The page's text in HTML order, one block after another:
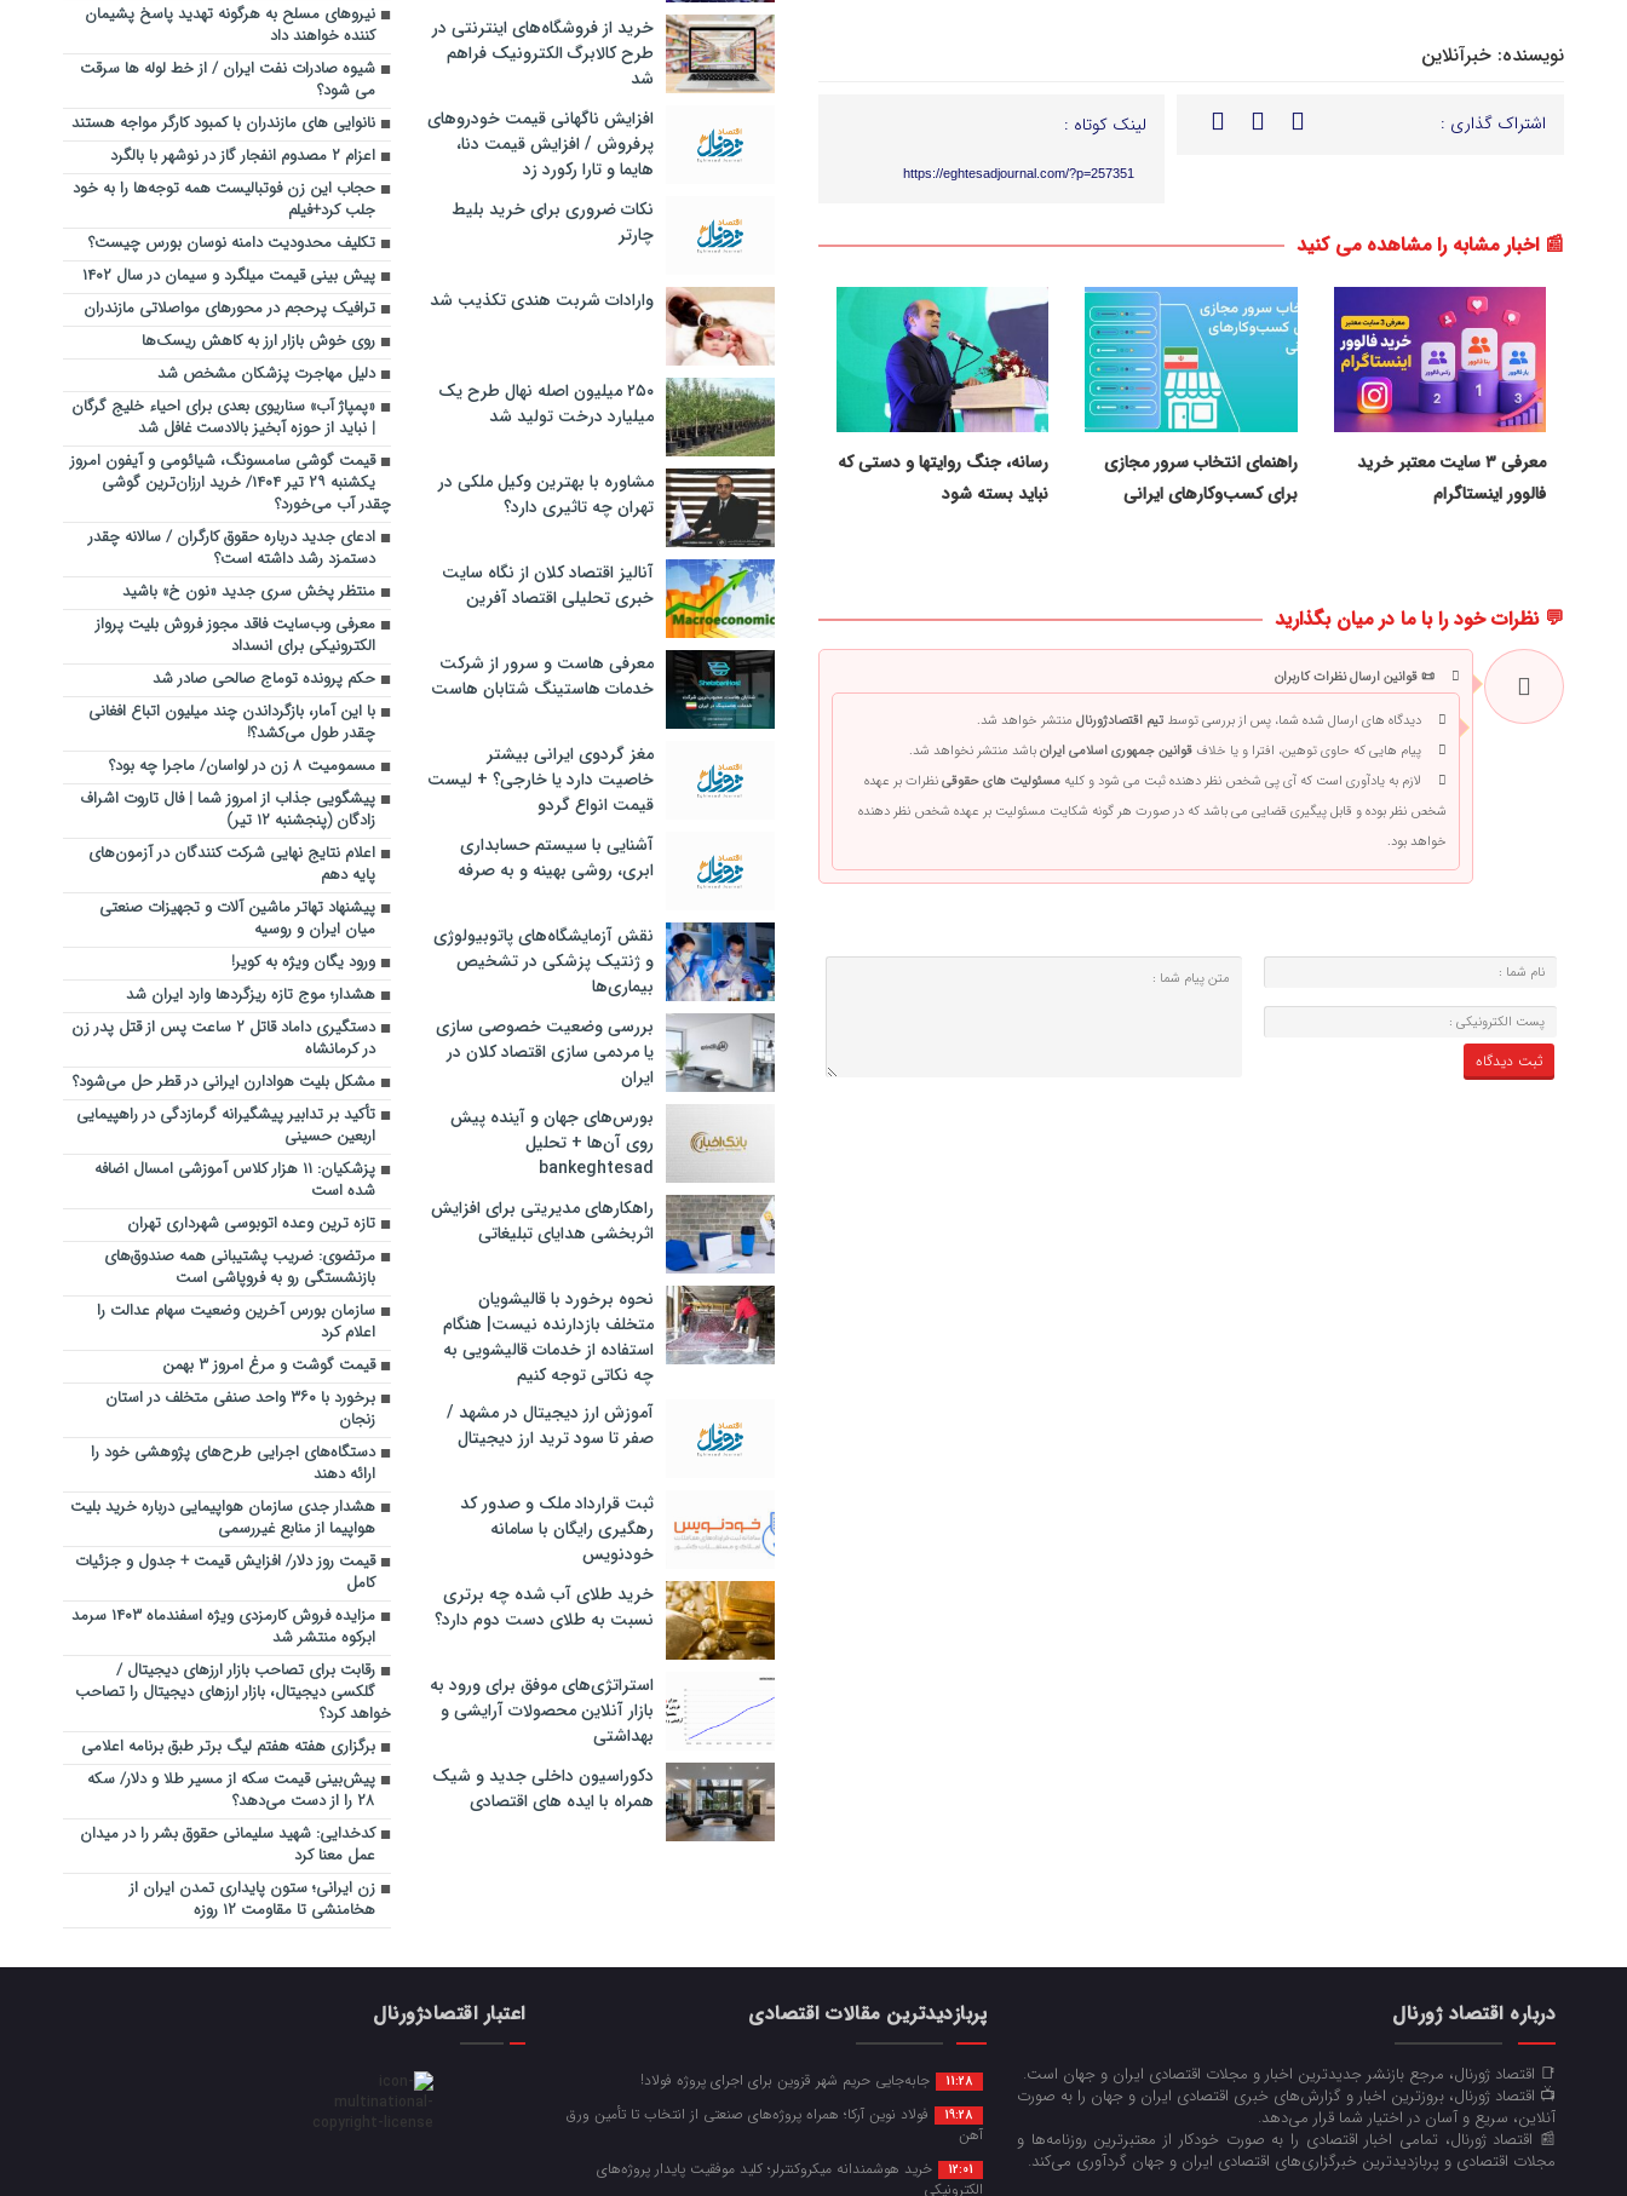
نویسنده: خبرآنلاین
اشتراک گذاری : لینک کوتاه :
https://eghtesadjournal.com/?p=257351
📰 اخبار مشابه را مشاهده می کنید
معرفی ۳ سایت معتبر خرید
فالوور اینستاگرام
راهنمای انتخاب سرور مجازی
برای کسب‌وکارهای ایرانی
رسانه، جنگ روایتها و دستی که
نباید بسته شود
💬 نظرات خود را با ما در میان بگذارید
📜 قوانین ارسال نظرات کاربران
دیدگاه های ارسال شده شما، پس از بررسی توسط تیم اقتصادژورنال منتشر خواهد شد.
پیام هایی که حاوی توهین، افترا و یا خلاف قوانین جمهوری اسلامی ایرانباشد منتشر نخواهد شد.
لازم به یادآوری است که آی پی شخص نظر دهنده ثبت می شود و کلیه مسئولیت های حقوقینظرات بر عهده
شخص نظر بوده و قابل پیگیری قضایی می باشد که در صورت هر گونه شکایت مسئولیت بر عهده شخص نظر دهنده
خواهد بود.
خرید از فروشگاه‌های اینترنتی در
طرح کالابرگ الکترونیک فراهم
شد
افزایش ناگهانی قیمت خودروهای
پرفروش / افزایش قیمت دنا،
هایما و تارا رکورد زد
نکات ضروری برای خرید بلیط
چارتر
وارادات شربت هندی تکذیب شد
۲۵۰ میلیون اصله نهال طرح یک
میلیارد درخت تولید شد
مشاوره با بهترین وکیل ملکی در
تهران چه تاثیری دارد؟
آنالیز اقتصاد کلان از نگاه سایت
خبری تحلیلی اقتصاد آفرین
معرفی هاست و سرور از شرکت
خدمات هاستینگ شتابان هاست
مغز گردوی ایرانی بیشتر
خاصیت دارد یا خارجی؟ + لیست
قیمت انواع گردو
آشنایی با سیستم حسابداری
ابری، روشی بهینه و به صرفه
نقش آزمایشگاه‌های پاتوبیولوژی
و ژنتیک پزشکی در تشخیص
بیماری‌ها
بررسی وضعیت خصوصی سازی
یا مردمی سازی اقتصاد کلان در
ایران
بورس‌های جهان و آینده پیش
روی آن‌ها + تحلیل
bankeghtesad
راهکارهای مدیریتی برای افزایش
اثربخشی هدایای تبلیغاتی
نحوه برخورد با قالیشویان
متخلف بازدارنده نیست| هنگام
استفاده از خدمات قالیشویی به
چه نکاتی توجه کنیم
آموزش ارز دیجیتال در مشهد /
صفر تا سود ترید ارز دیجیتال
ثبت قرارداد ملک و صدور کد
رهگیری رایگان با سامانه
خودنویس
خرید طلای آب شده چه برتری
نسبت به طلای دست دوم دارد؟
استراتژی‌های موفق برای ورود به
بازار آنلاین محصولات آرایشی و
بهداشتی
دکوراسیون داخلی جدید و شیک
همراه با ایده های اقتصادی
نیروهای مسلح به هرگونه تهدید پاسخ پشیمان
کننده خواهند داد
شیوه صادرات نفت ایران / از خط لوله ها سرقت
می شود؟
نانوایی های مازندران با کمبود کارگر مواجه هستند
اعزام ۲ مصدوم انفجار گاز در نوشهر با بالگرد
حجاب این زن فوتبالیست همه توجه‌ها را به خود
جلب کرد+فیلم
تکلیف محدودیت دامنه نوسان بورس چیست؟
پیش بینی قیمت میلگرد و سیمان در سال ۱۴۰۲
ترافیک پرحجم در محورهای مواصلاتی مازندران
روی خوش بازار ارز به کاهش ریسک‌ها
دلیل مهاجرت پزشکان مشخص شد
«پمپاژ آب» سناریوی بعدی برای احیاء خلیج گرگان
| نباید از حوزه آبخیز بالادست غافل شد
قیمت گوشی سامسونگ، شیائومی و آیفون امروز
یکشنبه ۲۹ تیر ۱۴۰۴/ خرید ارزان‌ترین گوشی
چقدر آب می‌خورد؟
ادعای جدید درباره حقوق کارگران / سالانه چقدر
دستمزد رشد داشته است؟
منتظر پخش سری جدید «نون خ» باشید
معرفی وب‌سایت فاقد مجوز فروش بلیت پرواز
الکترونیکی برای انسداد
حکم پرونده توماج صالحی صادر شد
با این آمار، بازگرداندن چند میلیون اتباع افغانی
چقدر طول می‌کشد؟!
مسمومیت ۸ زن در لواسان/ ماجرا چه بود؟
پیشگویی جذاب از امروز شما | فال تاروت اشراف
‌زادگان (پنجشنبه ۱۲ تیر)
اعلام نتایج نهایی شرکت کنندگان در آزمون‌های
پایه دهم
پیشنهاد تهاتر ماشین آلات و تجهیزات صنعتی
میان ایران و روسیه
ورود یگان ویژه به کویر!
هشدار؛ موج تازه ریزگردها وارد ایران شد
دستگیری داماد قاتل ۲ ساعت پس از قتل پدر زن
در کرمانشاه
مشکل بلیت هوادارن ایرانی در قطر حل می‌شود؟
تأکید بر تدابیر پیشگیرانه گرمازدگی در راهپیمایی
اربعین حسینی
پزشکیان: ۱۱ هزار کلاس آموزشی امسال اضافه
شده است
تازه ترین وعده اتوبوسی شهرداری تهران
مرتضوی: ضریب پشتیبانی همه صندوق‌های
بازنشستگی رو به فروپاشی است
سازمان بورس آخرین وضعیت سهام عدالت را
اعلام کرد
قیمت گوشت و مرغ امروز ۳ بهمن
برخورد با ۳۶۰ واحد صنفی متخلف در استان
زنجان
دستگاه‌های اجرایی طرح‌های پژوهشی خود را
ارائه دهند
هشدار جدی سازمان هواپیمایی درباره خرید بلیت
هواپیما از منابع غیررسمی
قیمت روز دلار/ افزایش قیمت + جدول و جزئیات
کامل
مزایده فروش کارمزدی ویژه اسفندماه ۱۴۰۳ سرمد
ابرکوه منتشر شد
رقابت برای تصاحب بازار ارزهای دیجیتال /
گلکسی دیجیتال، بازار ارزهای دیجیتال را تصاحب
خواهد کرد؟
برگزاری هفته هفتم لیگ برتر طبق برنامه اعلامی
پیش‌بینی قیمت سکه از مسیر طلا و دلار/ سکه
۲۸ را از دست می‌دهد؟
کدخدایی: شهید سلیمانی حقوق بشر را در میدان
عمل معنا کرد
زن ایرانی؛ ستون پایداری تمدن ایران از
هخامنشی تا مقاومت ۱۲ روزه
درباره اقتصاد ژورنال
📑 اقتصاد ژورنال، مرجع بازنشر جدیدترین اخبار و مجلات اقتصادی ایران و جهان است.
📺 اقتصاد ژورنال، بروزترین اخبار و گزارش‌های خبری اقتصادی ایران و جهان را به صورت
آنلاین، سریع و آسان در اختیار شما قرار می‌‌دهد.
📰 اقتصاد ژورنال، تمامی اخبار اقتصادی را به صورت خودکار از معتبرترین روزنامه‌ها و
مجلات اقتصادی و پربازدیدترین خبرگزاری‌های اقتصادی ایران و جهان گردآوری می‌کند.
پربازدیدترین مقالات اقتصادی
11:28 جابه‌جایی حریم شهر قزوین برای اجرای پروژه فولاد!
19:28
فولاد نوین آرکا؛ همراه پروژه‌های صنعتی از انتخاب تا تأمین ورق
آهن
12:01
خرید هوشمندانه میکروکنترلر؛ کلید موفقیت پایدار پروژه‌های
الکترونیکی
اعتبار اقتصادژورنال